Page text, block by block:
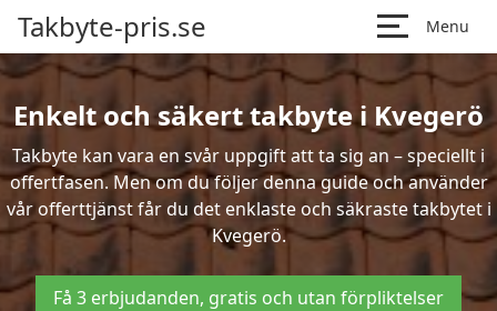
Takbyte-pris.se Menu
Enkelt och säkert takbyte i Kvegerö
Takbyte kan vara en svår uppgift att ta sig an – speciellt i
offertfasen. Men om du följer denna guide och använder
vår offerttjänst får du det enklaste och säkraste takbytet i
Kvegerö.
Få 3 erbjudanden, gratis och utan förpliktelser